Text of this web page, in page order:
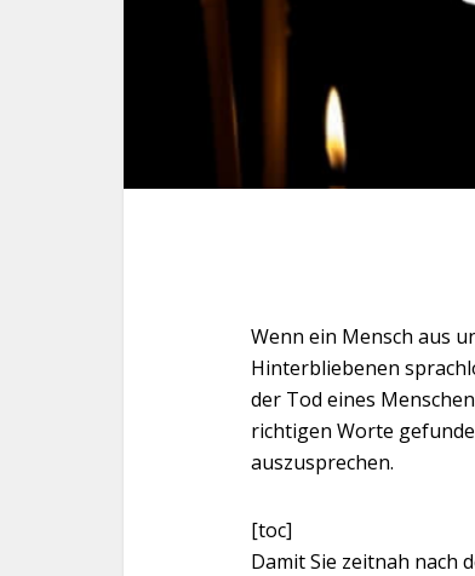
Wenn ein Mensch aus
Hinterbliebenen
der Tod eines
richtigen Worte
auszusprechen.
[toc]
Damit Sie zeitnah nach